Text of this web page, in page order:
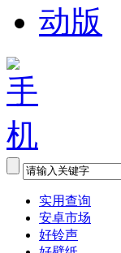
实用查询
安卓市场
好铃声